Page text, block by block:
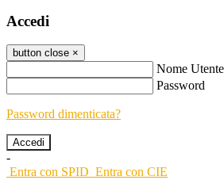
Accedi
button close ×
Nome Utente
Password
Password dimenticata?
-
Entra con SPID Entra con CIE